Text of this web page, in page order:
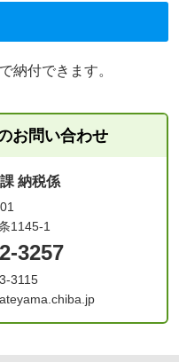
納付できます。
お問い合わせ
納税係
1145-1
3257
3115